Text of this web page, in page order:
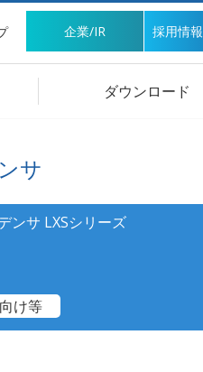
企業/IR 採用情報
ダウンロード
サ
ンサ LXSシリーズ
け等